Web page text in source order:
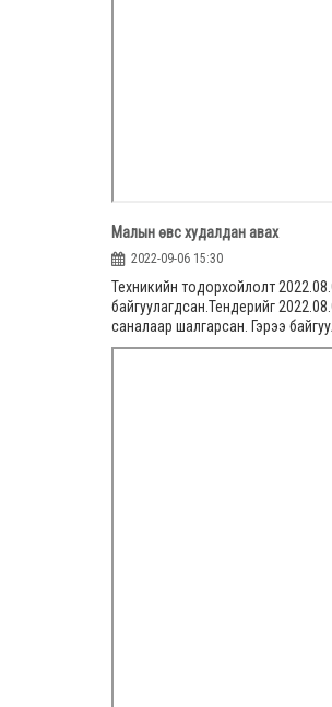
Малын өвс худалдан авах
2022-09-06 15:30
Техникийн тодорхойлолт
байгуулагдсан.Тендерийг
саналаар шалгарсан. Гэрээ